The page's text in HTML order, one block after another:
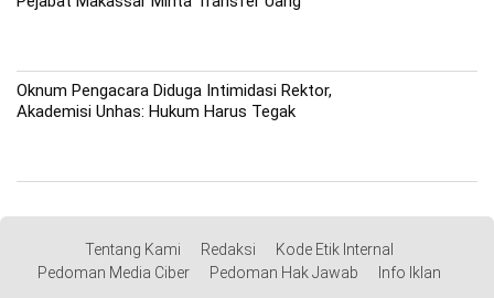
Oknum Pengacara Diduga Intimidasi Rektor,
Akademisi Unhas: Hukum Harus Tegak
Tentang Kami Redaksi
Kode Etik Internal
Pedoman Media Ciber
Pedoman Hak Jawab Info Iklan